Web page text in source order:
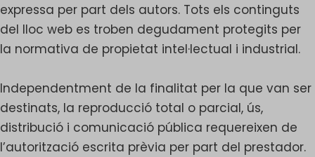
expressa per part dels autors. Tots els continguts
del lloc web es troben degudament protegits per
la normativa de propietat intel·lectual i industrial.
Independentment de la finalitat per la que van ser
destinats, la reproducció total o parcial, ús,
distribució i comunicació pública requereixen de
l’autorització escrita prèvia per part del prestador.